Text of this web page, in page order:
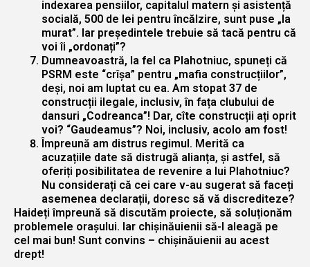
indexarea pensiilor, capitalul matern și asistență
socială, 500 de lei pentru încălzire, sunt puse „la
murat”. Iar președintele trebuie să tacă pentru că
voi îi „ordonați”?
Dumneavoastră, la fel ca Plahotniuc, spuneți că
PSRM este “crîșa” pentru „mafia construcțiilor”,
deși, noi am luptat cu ea. Am stopat 37 de
construcții ilegale, inclusiv, în fața clubului de
dansuri „Codreanca”! Dar, cîte construcții ați oprit
voi? “Gaudeamus”? Noi, inclusiv, acolo am fost!
Împreună am distrus regimul. Merită ca
acuzațiile date să distrugă alianța, și astfel, să
oferiți posibilitatea de revenire a lui Plahotniuc?
Nu considerați că cei care v-au sugerat să faceți
asemenea declarații, doresc să vă discrediteze?
Haideți împreună să discutăm proiecte, să soluționăm
problemele orașului. Iar chișinăuienii să-l aleagă pe
cel mai bun! Sunt convins – chișinăuienii au acest
drept!